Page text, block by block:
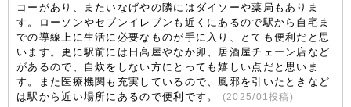
コーがあり、またいなげやの隣にはダイソーや薬局もありま
す。ローソンやセブンイレブンも近くにあるので駅から自宅ま
での導線上に生活に必要なものが手に入り、とても便利だと思
います。更に駅前には日高屋やなか卯、居酒屋チェーン店など
があるので、自炊をしない方にとっても嬉しい点だと思いま
す。また医療機関も充実しているので、風邪を引いたときなど
は駅から近い場所にあるので便利です。
(2025/01投稿)